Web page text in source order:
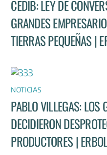
CEDIB: LEY DE
GRANDES
TIERRAS PEQUEÑAS |
NOTICIAS
PABLO VILLEGAS: LOS
DECIDIERON
PRODUCTORES |